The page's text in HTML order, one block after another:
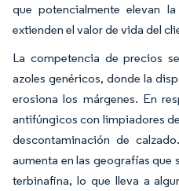
que potencialmente elevan
extienden el valor de vida del
La competencia de precios
azoles genéricos, donde la
erosiona los márgenes. En
antifúngicos con limpiadores
descontaminación de
aumenta en las geografías que
terbinafina, lo que lleva a